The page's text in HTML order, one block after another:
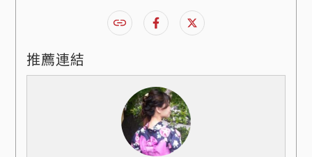
推薦連結